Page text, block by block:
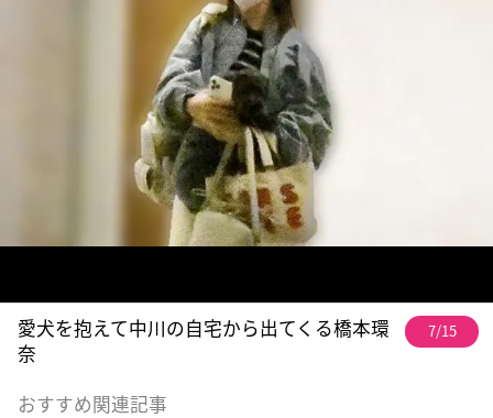
愛犬を抱えて中川の自宅から出てくる橋本環
奈
7/15
おすすめ関連記事